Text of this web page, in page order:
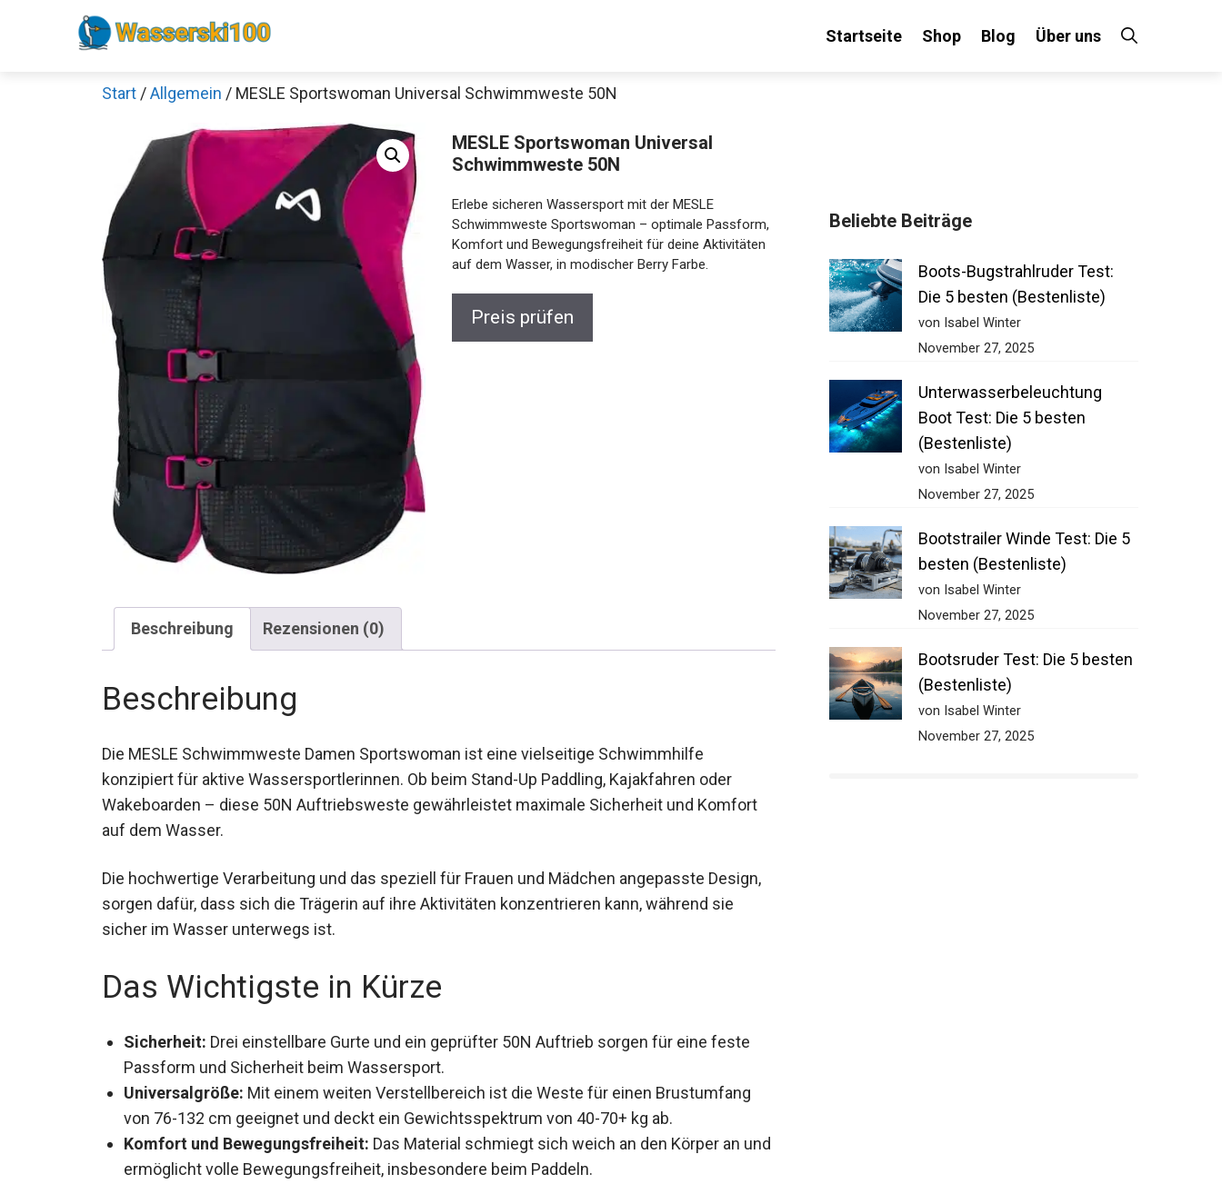
Startseite Shop Blog Über uns
Start /Allgemein / MESLE Sportswoman Universal Schwimmweste 50N
MESLE Sportswoman Universal
Schwimmweste 50N
Erlebe sicheren Wassersport mit der MESLE
Schwimmweste Sportswoman – optimale Passform,
Komfort und Bewegungsfreiheit für deine Aktivitäten
auf dem Wasser, in modischer Berry Farbe.
Preis prüfen
Beschreibung Rezensionen (0)
Beschreibung
Die MESLE Schwimmweste Damen Sportswoman ist eine vielseitige Schwimmhilfe
konzipiert für aktive Wassersportlerinnen. Ob beim Stand-Up Paddling, Kajakfahren oder
Wakeboarden – diese 50N Auftriebsweste gewährleistet maximale Sicherheit und Komfort
auf dem Wasser.
Die hochwertige Verarbeitung und das speziell für Frauen und Mädchen angepasste Design,
sorgen dafür, dass sich die Trägerin auf ihre Aktivitäten konzentrieren kann, während sie
sicher im Wasser unterwegs ist.
Das Wichtigste in Kürze
Sicherheit: Drei einstellbare Gurte und ein geprüfter 50N Auftrieb sorgen für eine feste
Passform und Sicherheit beim Wassersport.
Universalgröße: Mit einem weiten Verstellbereich ist die Weste für einen Brustumfang
von 76-132 cm geeignet und deckt ein Gewichtsspektrum von 40-70+ kg ab.
Komfort und Bewegungsfreiheit: Das Material schmiegt sich weich an den Körper an und
ermöglicht volle Bewegungsfreiheit, insbesondere beim Paddeln.
Beliebte Beiträge
Boots-Bugstrahlruder Test:
Die 5 besten (Bestenliste)
von Isabel Winter
November 27, 2025
Unterwasserbeleuchtung
Boot Test: Die 5 besten
(Bestenliste)
von Isabel Winter
November 27, 2025
Bootstrailer Winde Test: Die 5
besten (Bestenliste)
von Isabel Winter
November 27, 2025
Bootsruder Test: Die 5 besten
(Bestenliste)
von Isabel Winter
November 27, 2025